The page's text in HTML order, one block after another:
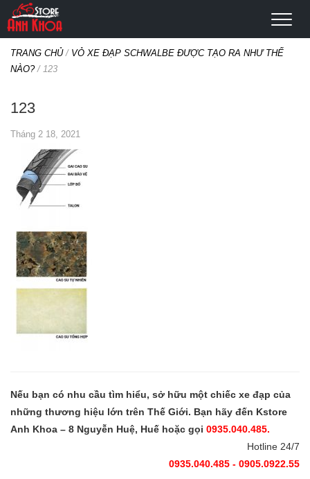
TRANG CHỦ/ VỎ XE ĐẠP SCHWALBE ĐƯỢC TẠO RA NHƯ THẾ
NÀO?/ 123
123
Tháng 2 18, 2021
Nếu bạn có nhu cầu tìm hiểu, sở hữu một chiếc xe đạp của
những thương hiệu lớn trên Thế Giới. Bạn hãy đến Kstore
Anh Khoa – 8 Nguyễn Huệ, Huế hoặc gọi 0935.040.485.
Hotline 24/7
0935.040.485 - 0905.0922.55